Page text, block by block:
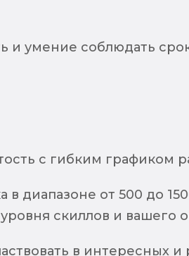
и умение соблюдать
с гибким графиком
в диапазоне от 500 до
скиллов и вашего
в интересных и